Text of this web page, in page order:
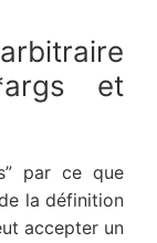
et
par ce que
la définition
accepter un